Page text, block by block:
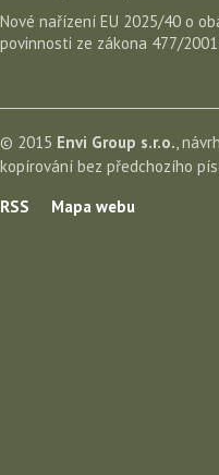
Nové nařízení EU 2025/40 o
povinnosti ze zákona 477/
© 2015 Envi Group s.r.o.,
kopírování bez předchozího
RSS
Mapa webu